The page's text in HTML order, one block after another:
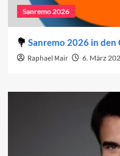
Sanremo 2026
Sanremo 2026 in den
Raphael Mair 6. März